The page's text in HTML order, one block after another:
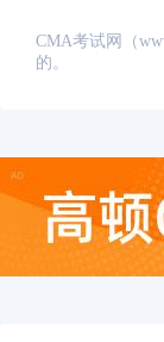
CMA考试网（
的。